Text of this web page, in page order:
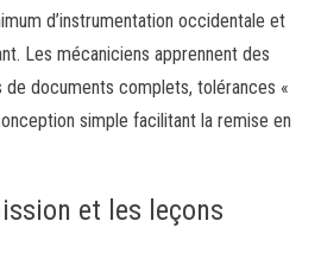
d’instrumentation occidentale et
Les mécaniciens apprennent des
de documents complets, tolérances «
simple facilitant la remise en
et les leçons